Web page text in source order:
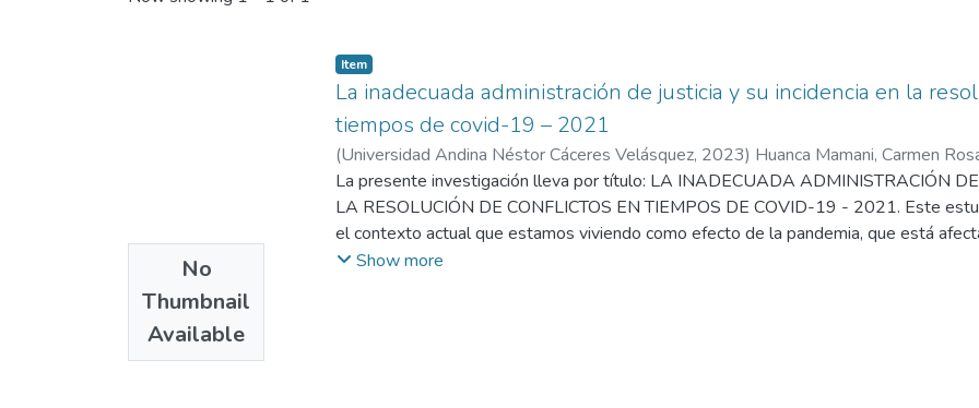
No
Thumbnail
Available
Item
La inadecuada administración de justicia y su incidencia en la
tiempos de covid-19 – 2021
(Universidad Andina Néstor Cáceres Velásquez, 2023) Huanca Mamani, Carmen
Universidad Andina Néstor Cáceres Velásquez
La presente investigación lleva por título: LA INADECUADA ADMINISTRACIÓN
LA RESOLUCIÓN DE CONFLICTOS EN TIEMPOS DE COVID-19 - 2021. Este
el contexto actual que estamos viviendo como efecto de la pandemia, que está
justicia; así, el objetivo general era determinar si la inadecuada administración de
conflictos en tiempos de COVID- 19. Teniendo un valor de significancia de 0.000 el
comprobó el planteamiento de hipótesis, se admitió la hipótesis alterna y se objetó
Show more